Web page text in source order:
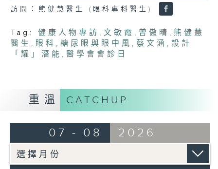
seconds
訪問：熊健慧醫生 (眼科專科醫生)
Tag: 健康人物專訪 ,文敏霞 , 曾傲晴 , 熊健慧
醫生 , 眼科 ,糖尿眼與眼中風 ,蔡文涵 ,設計
「耀」潛能 ,醫學會會診日
重溫 CATCHUP
07 - 08 2026